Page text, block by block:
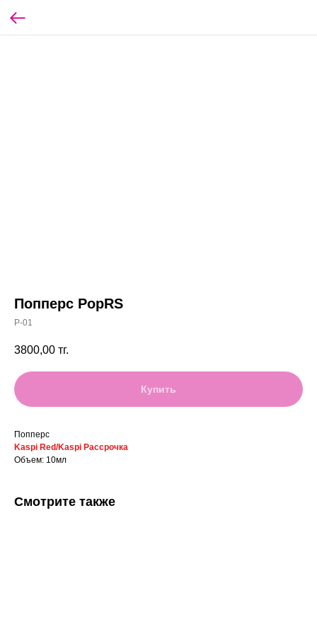
Попперс PopRS
P-01
3800,00 тг.
Купить
Попперс
Kaspi Red/Kaspi Рассрочка
Объем: 10мл
Смотрите также